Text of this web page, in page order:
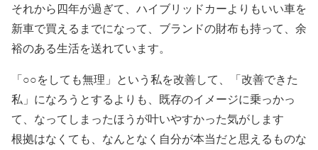
それから四年が過ぎて、ハイブリッドカーよりもいい車を
新車で買えるまでになって、ブランドの財布も持って、余
裕のある生活を送れています。
「○○をしても無理」という私を改善して、「改善できた
私」になろうとするよりも、既存のイメージに乗っかっ
て、なってしまったほうが叶いやすかった気がします
根拠はなくても、なんとなく自分が本当だと思えるものな